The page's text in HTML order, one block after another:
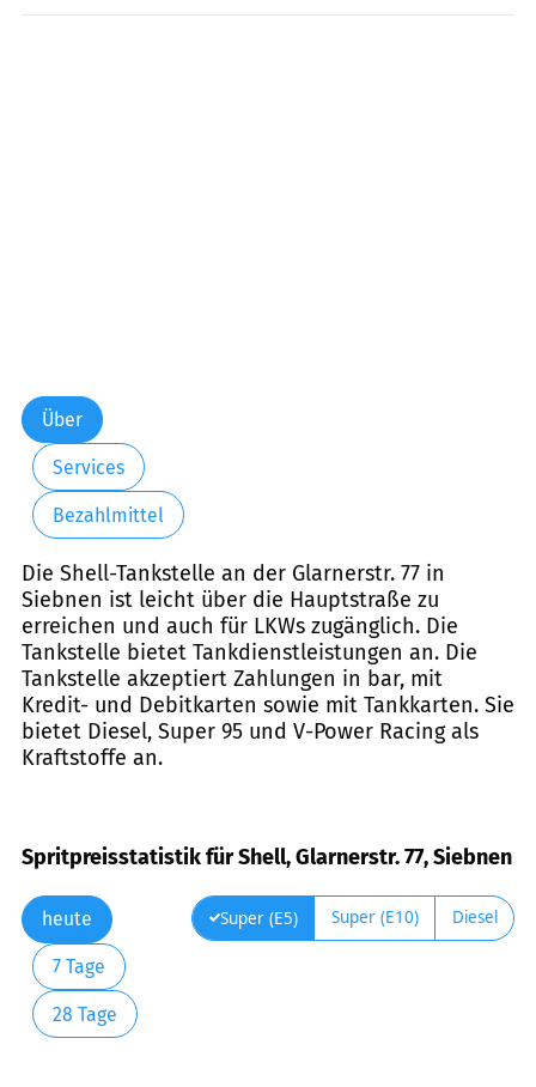
Über
Services
Bezahlmittel
Die Shell-Tankstelle an der Glarnerstr. 77 in
Siebnen ist leicht über die Hauptstraße zu
erreichen und auch für LKWs zugänglich. Die
Tankstelle bietet Tankdienstleistungen an. Die
Tankstelle akzeptiert Zahlungen in bar, mit
Kredit- und Debitkarten sowie mit Tankkarten. Sie
bietet Diesel, Super 95 und V-Power Racing als
Kraftstoffe an.
Spritpreisstatistik für Shell, Glarnerstr. 77, Siebnen
heute
7 Tage
28 Tage
Super (E5) Super (E10) Diesel